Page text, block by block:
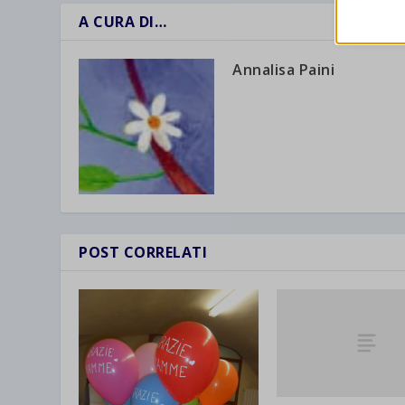
A CURA DI…
Annalisa Paini
POST CORRELATI
Altri